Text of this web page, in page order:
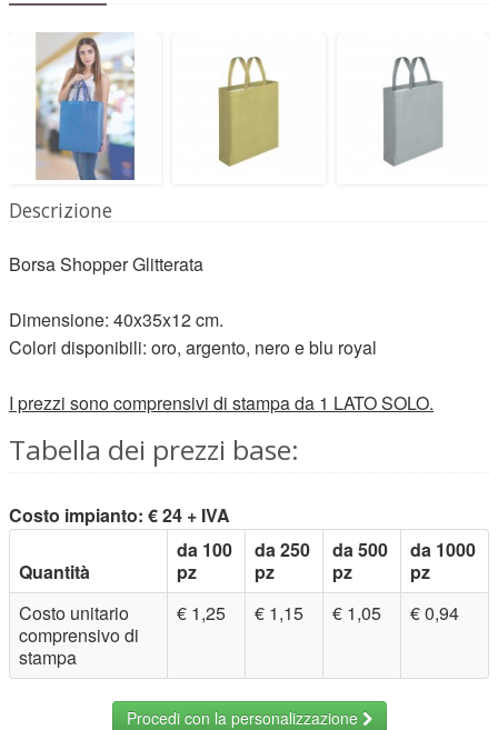
Descrizione
Borsa Shopper Glitterata
Dimensione: 40x35x12 cm.
Colori disponibili: oro, argento, nero e blu royal
I prezzi sono comprensivi di stampa da 1 LATO SOLO.
Tabella dei prezzi base:
Costo impianto: € 24 + IVA
Quantità
da 100
pz
da 250
pz
da 500
pz
da 1000
pz
Costo unitario
comprensivo di
stampa
€ 1,25 € 1,15 € 1,05 € 0,94
Procedi con la personalizzazione